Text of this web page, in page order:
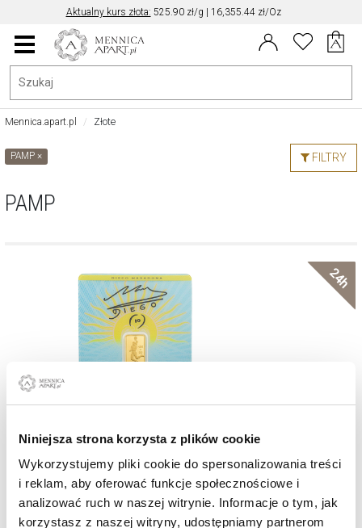
Niniejsza strona korzysta z plików cookie
Wykorzystujemy pliki cookie do spersonalizowania treści
i reklam, aby oferować funkcje społecznościowe i
analizować ruch w naszej witrynie. Informacje o tym, jak
korzystasz z naszej witryny, udostępniamy partnerom
Aktualny kurs złota: 525.90 zł/g | 16,355.44 zł/Oz
Aktualny kurs EUR/PLN: 4.30 Data aktualizacji kursu: 2026-08-10 21:42
Menu
główne
Mennica.apart.pl Złote
FILTRY
PAMP×
PAMP
24h
Złota Sztabka - PAMP - Diego Maradona - 1g
771 PLN